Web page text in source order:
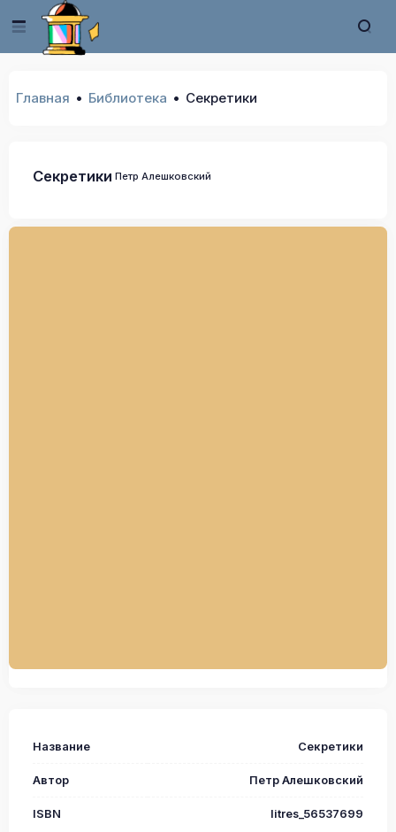
Главная Библиотека Секретики
Секретики Петр Алешковский
Название Секретики
Автор Петр Алешковский
ISBN litres_56537699